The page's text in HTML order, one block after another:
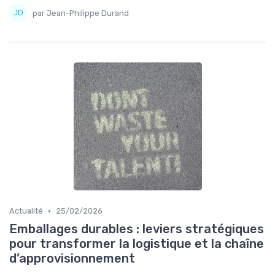
par Jean-Philippe Durand
Actualité • 25/02/2026
Emballages durables : leviers stratégiques
pour transformer la logistique et la chaîne
d’approvisionnement